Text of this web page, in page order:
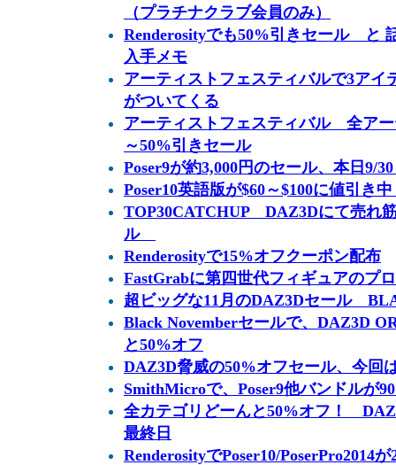
（プラチナクラブ会員のみ）
Renderosityでも50%引きセール と
入手メモ
アーティストフェスティバルで3アイ
がついてくる
アーティストフェスティバル 全ア
～50%引きセール
Poser9が約3,000円のセール、本日9/
Poser10英語版が$60～$100に値引き
TOP30CATCHUP DAZ3Dにて売れ
ル
Renderosityで15%オフクーポン配布
FastGrabに第四世代フィギュアのプ
超ビッグな11月のDAZ3Dセール
Black Novemberセールで、DAZ3D
と50%オフ
DAZ3D脅威の50%オフセール、今回
SmithMicroで、Poser9他バンドルが
全カテゴリどーんと50%オフ！
最終日
RenderosityでPoser10/PoserPro2014